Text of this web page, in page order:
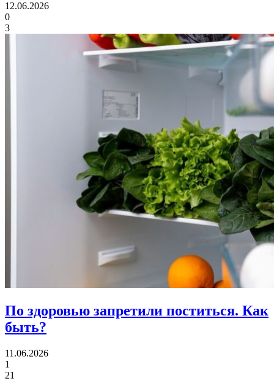
12.06.2026
0
3
По здоровью запретили поститься. Как
быть?
11.06.2026
1
21